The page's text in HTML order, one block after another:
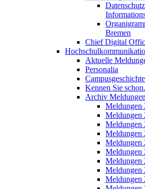
Bremen
Chief Digital
Aktuelle
Personalia
Kennen Sie
Archiv Meldungen
Meldungen
Meldungen
Meldungen
Meldungen
Meldungen
Meldungen
Meldungen
Meldungen
Meldungen